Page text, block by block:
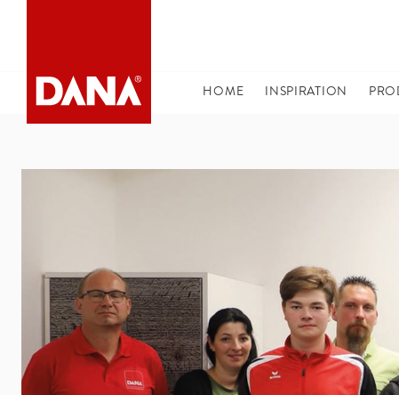
HOME (CURRENT)
INSPIRATION